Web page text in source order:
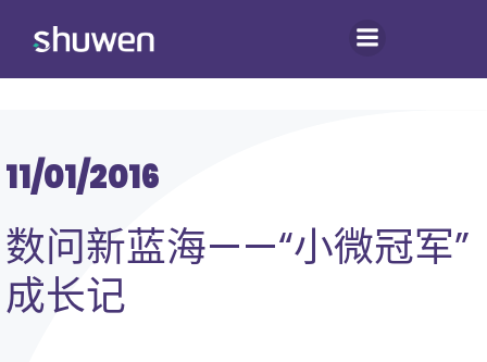
11/01/2016
数问新蓝海——“小微冠军”
成长记